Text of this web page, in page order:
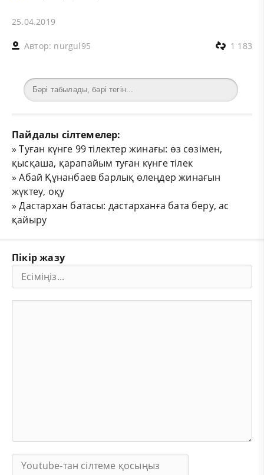
25.04.2019
Автор: nurgul95 1 183
Пайдалы сілтемелер:
»Туған күнге 99 тілектер жинағы: өз сөзімен,
қысқаша, қарапайым туған күнге тілек
»Абай Құнанбаев барлық өлеңдер жинағын
жүктеу, оқу
»Дастархан батасы: дастарханға бата беру, ас
қайыру
Пікір жазу